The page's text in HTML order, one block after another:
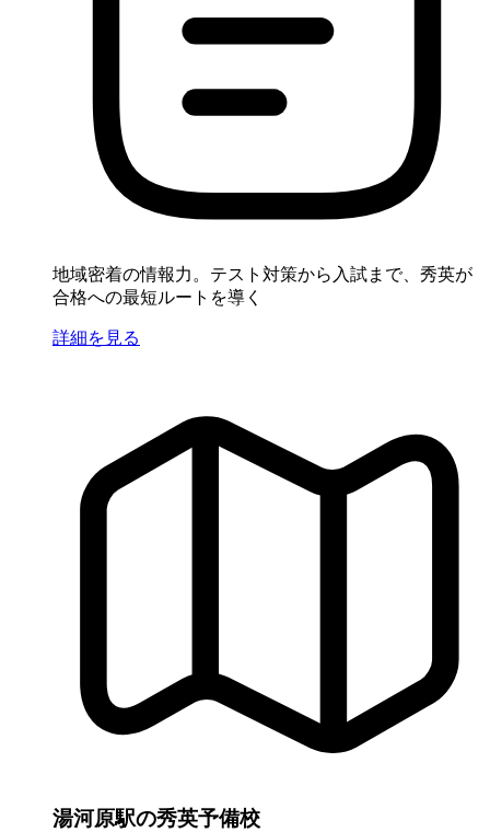
地域密着の情報力。テスト対策から入試まで、秀英が
合格への最短ルートを導く
詳細を見る
湯河原駅の秀英予備校